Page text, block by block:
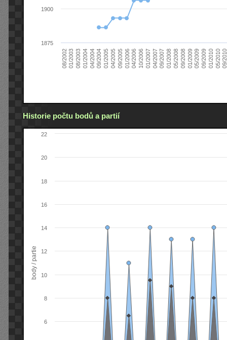
08/200201/200308/200301/200404/200409/200401/200504/200509/200501/200604/200610/200601/200704/200709/200701/200805/200809/200801/200905/200909/200901/201005/201009/
1900
1875
Historie počtu bodů a partií
body / partie
6
8
10
12
14
16
18
20
22